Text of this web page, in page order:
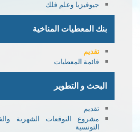
جيوفيزيا وعلم فلك
بنك المعطيات المناخية
تقديم
قائمة المعطيات
البحث و التطوير
تقديم
مشروع التوقعات الشهرية
التونسية